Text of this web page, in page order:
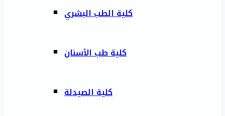
كلية الطب البشري
كلية طب الأسنان
كلية الصيدلة